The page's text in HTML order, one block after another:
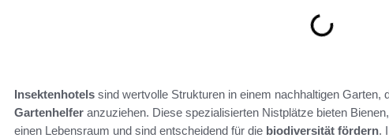
Insektenhotels sind wertvolle Strukturen in einem nachhaltigen Garten,
Gartenhelfer anzuziehen. Diese spezialisierten Nistplätze bieten
einen Lebensraum und sind entscheidend für die biodiversität fördern.